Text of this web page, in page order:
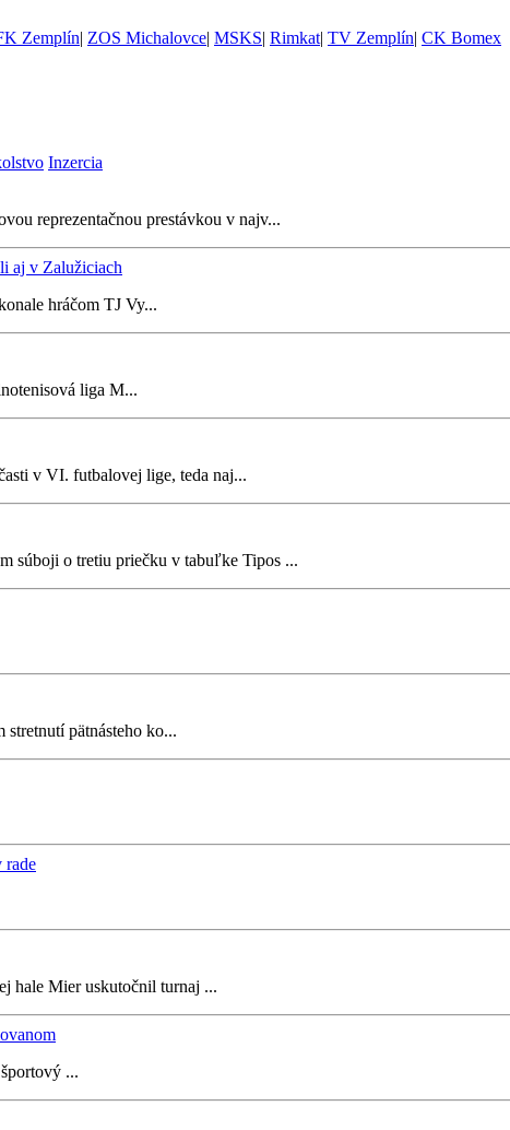
Zemplín| ZOS Michalovce| MSKS| Rimkat| TV Zemplín| CK Bomex
Inzercia
reprezentačnou prestávkou v najv...
aj v Zalužiciach
hráčom TJ Vy...
liga M...
v VI. futbalovej lige, teda naj...
súboji o tretiu priečku v tabuľke Tipos ...
pätnásteho ko...
rade
hale Mier uskutočnil turnaj ...
...